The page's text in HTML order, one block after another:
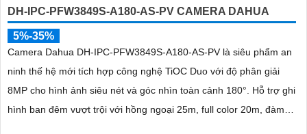
DH-IPC-PFW3849S-A180-AS-PV CAMERA DAHUA
5%-35%
Camera Dahua DH-IPC-PFW3849S-A180-AS-PV là siêu phẩm an
ninh thế hệ mới tích hợp công nghệ TiOC Duo với độ phân giải
8MP cho hình ảnh siêu nét và góc nhìn toàn cảnh 180°. Hỗ trợ ghi
hình ban đêm vượt trội với hồng ngoại 25m, full color 20m, đàm